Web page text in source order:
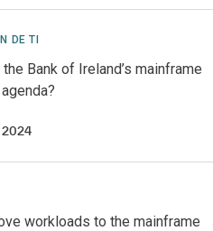
DE TI
the Bank of Ireland’s mainframe
2024
workloads to the mainframe